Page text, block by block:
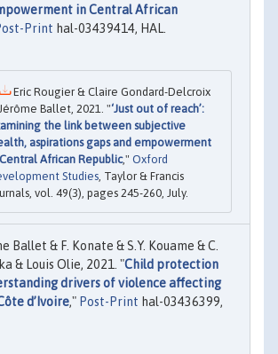
in Central African
Print hal-03439414, HAL.
Eric Rougier & Claire Gondard-Delcroix
Ballet, 2021. "‘Just out of reach’:
the link between subjective
aspirations gaps and empowerment
African Republic," Oxford
Studies , Taylor & Francis
vol. 49(3), pages 245-260, July.
Ballet & F. Konate & S.Y. Kouame & C.
& Louis Olie, 2021. "Child protection
drivers of violence affecting
d’Ivoire," Post-Print hal-03436399,